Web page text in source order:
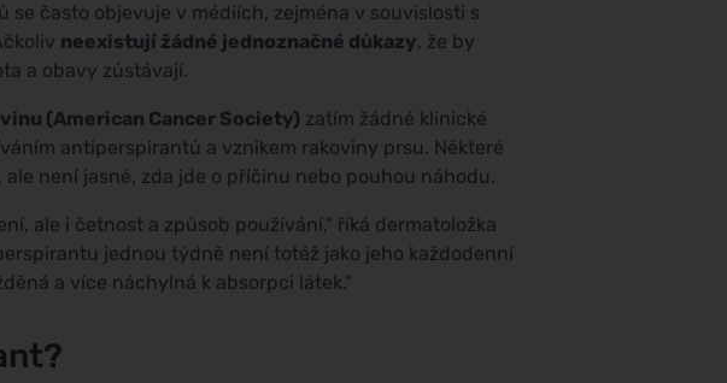
často objevuje v médiích, zejména v souvislosti s
neexistují žádné jednoznačné důkazy, že by
a obavy zůstávají.
(American Cancer Society) zatím žádné klinické
antiperspirantů a vznikem rakoviny prsu. Některé
není jasné, zda jde o příčinu nebo pouhou náhodu.
ale i četnost a způsob používání," říká dermatoložka
jednou týdně není totéž jako jeho každodenní
a více náchylná k absorpci látek."